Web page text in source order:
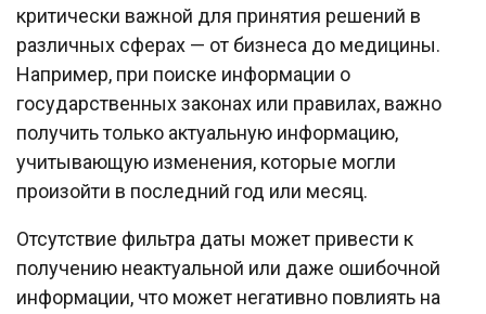
критически важной для принятия решений в
различных сферах — от бизнеса до медицины.
Например, при поиске информации о
государственных законах или правилах, важно
получить только актуальную информацию,
учитывающую изменения, которые могли
произойти в последний год или месяц.
Отсутствие фильтра даты может привести к
получению неактуальной или даже ошибочной
информации, что может негативно повлиять на